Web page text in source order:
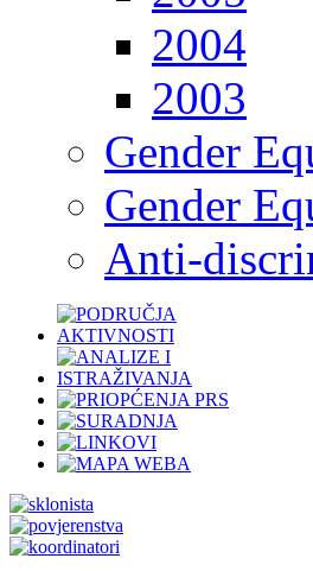
2004
2003
Gender
Gender
Anti-